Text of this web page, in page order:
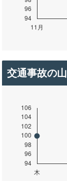
交通事故の